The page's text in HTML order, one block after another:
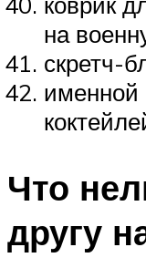
на
скретч-
именной
Что
другу